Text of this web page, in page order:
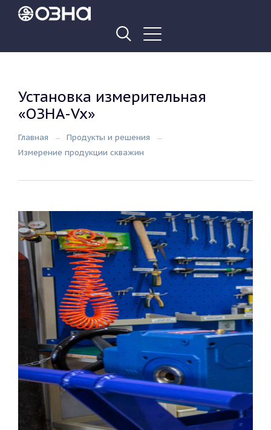
Установка измерительная
«ОЗНА-Vx»
Главная
Продукты и решения
Измерение продукции скважин